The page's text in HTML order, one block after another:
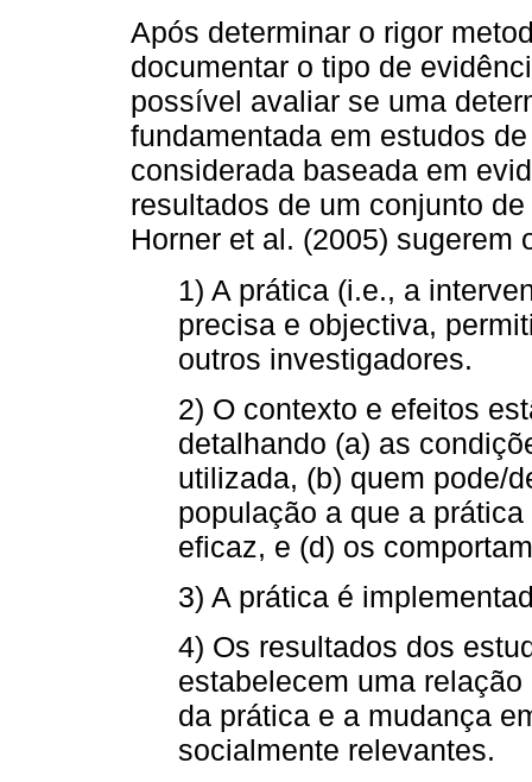
Após determinar o rigor
documentar o tipo de
possível avaliar se uma
fundamentada em estudos
considerada baseada em
resultados de um conjunto
Horner et al. (2005) sugerem
1) A prática (i.e., a
precisa e objectiva,
outros investigadores.
2) O contexto e efeitos
detalhando (a) as
utilizada, (b) quem pode/
população a que a
eficaz, e (d) os
3) A prática é
4) Os resultados dos
estabelecem uma
da prática e a mudança
socialmente relevantes.